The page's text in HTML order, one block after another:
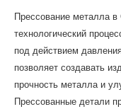
Прессование металла в
технологический
под действием
позволяет создавать
прочность металла и
Прессованные детали